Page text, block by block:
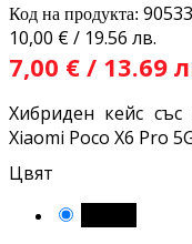
Код на продукта: 90533
10,00 € / 19.56 лв.
7,00 € / 13.69
Хибриден кейс
Xiaomi Poco X6 Pro
Цвят